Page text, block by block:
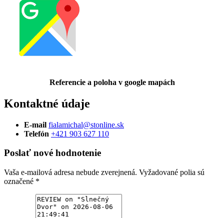
Referencie a poloha v google mapách
Kontaktné údaje
E-mail fialamichal@stonline.sk
Telefón +421 903 627 110
Poslať nové hodnotenie
Vaša e-mailová adresa nebude zverejnená. Vyžadované polia sú
označené *